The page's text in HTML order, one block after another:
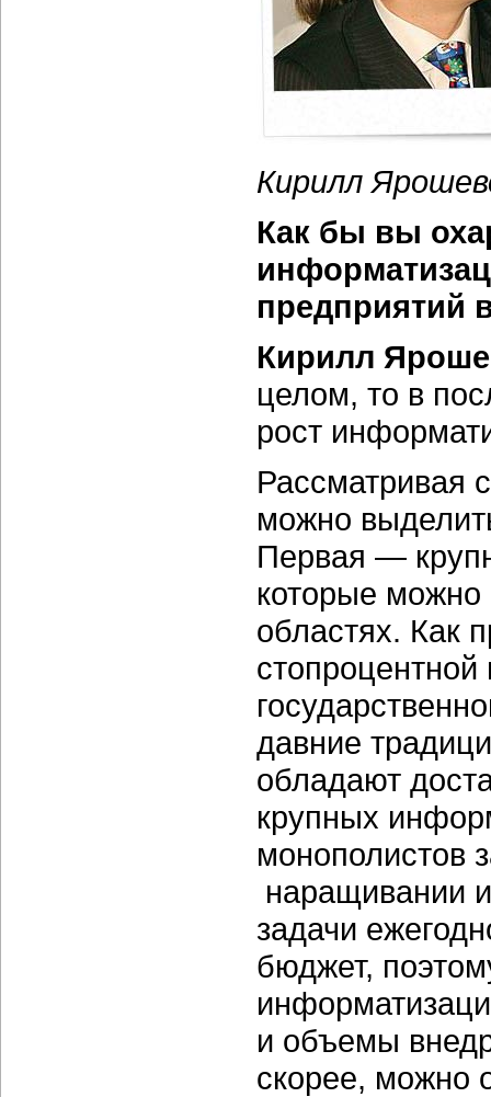
Кирилл
Как бы вы
предприятий
Кирилл
целом, то в
рост
Рассматривая
можно
Первая —
которые можно
областях. Как
давние
обладают
крупных
монополистов
наращивании
задачи
бюджет,
и объемы
скорее, можно